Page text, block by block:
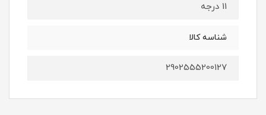
11 درجه
شناسه کالا
2902555200127